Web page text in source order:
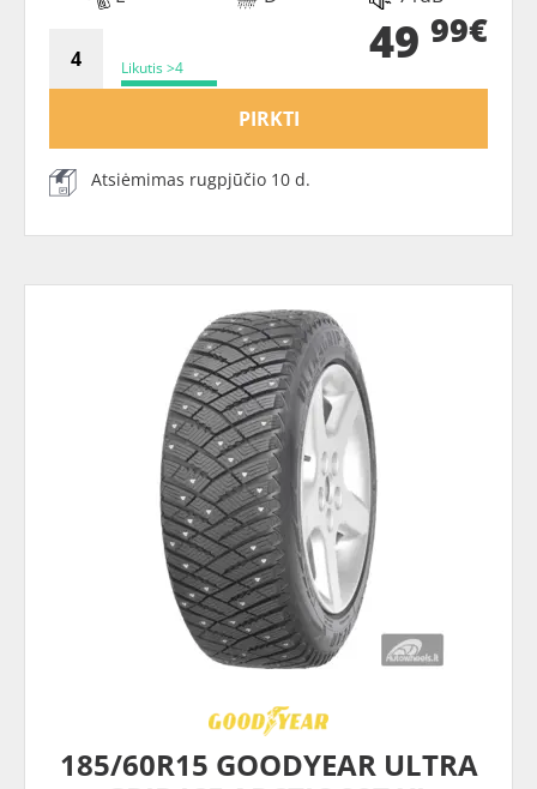
Likutis >4 49 99€
PIRKTI
Atsiėmimas rugpjūčio 10 d.
185/60R15 GOODYEAR ULTRA